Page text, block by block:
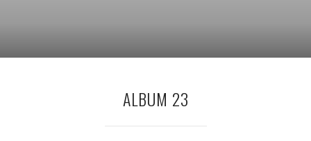
ALBUM 23